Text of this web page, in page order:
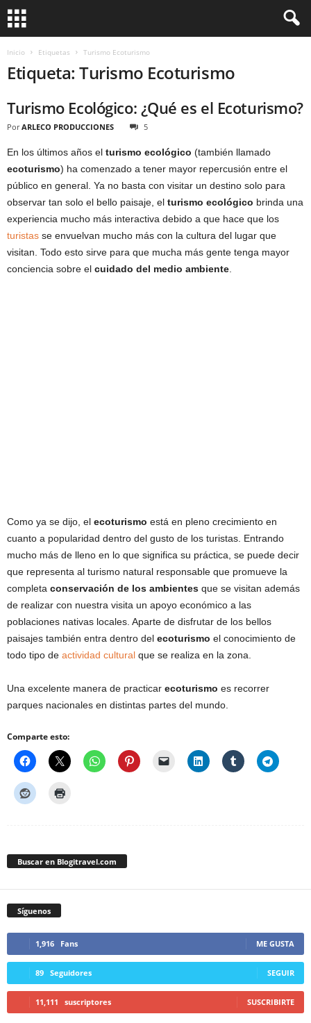
Inicio Etiquetas Turismo Ecoturismo
Etiqueta: Turismo Ecoturismo
Turismo Ecológico: ¿Qué es el Ecoturismo?
Por ARLECO PRODUCCIONES 5
En los últimos años el turismo ecológico (también llamado
ecoturismo) ha comenzado a tener mayor repercusión entre el
público en general. Ya no basta con visitar un destino solo para
observar tan solo el bello paisaje, el turismo ecológico brinda una
experiencia mucho más interactiva debido a que hace que los
turistas se envuelvan mucho más con la cultura del lugar que
visitan. Todo esto sirve para que mucha más gente tenga mayor
conciencia sobre el cuidado del medio ambiente
Como ya se dijo, el ecoturismo está en pleno crecimiento en
cuanto a popularidad dentro del gusto de los turistas. Entrando
mucho más de lleno en lo que significa su práctica, se puede decir
que representa al turismo natural responsable que promueve la
completa conservación de los ambientes que se visitan además
de realizar con nuestra visita un apoyo económico a las
poblaciones nativas locales. Aparte de disfrutar de los bellos
paisajes también entra dentro del ecoturismo el conocimiento de
todo tipo de actividad cultural que se realiza en la zona.
Una excelente manera de practicar ecoturismo es recorrer
parques nacionales en distintas partes del mundo.
Comparte esto:
Buscar en Blogitravel.com
Síguenos
1,916 Fans ME GUSTA
89 Seguidores SEGUIR
11,111 suscriptores SUSCRIBIRTE